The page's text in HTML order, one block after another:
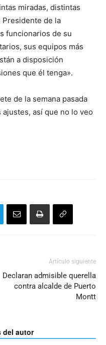
miradas, distintas
de la
funcionarios de su
sus equipos más
a disposición
que él tenga».
de la semana pasada
así que no lo veo
Artículo siguiente
Declaran admisible querella
contra alcalde de Puerto
Montt
del autor